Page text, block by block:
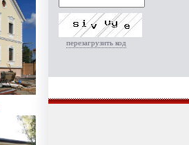
перезагрузить код